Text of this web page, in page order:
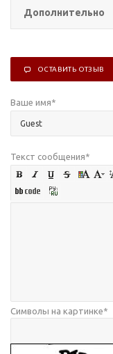
Дополнительно
ОСТАВИТЬ ОТЗЫВ
Ваше имя*
Текст сообщения*
Символы на картинке*